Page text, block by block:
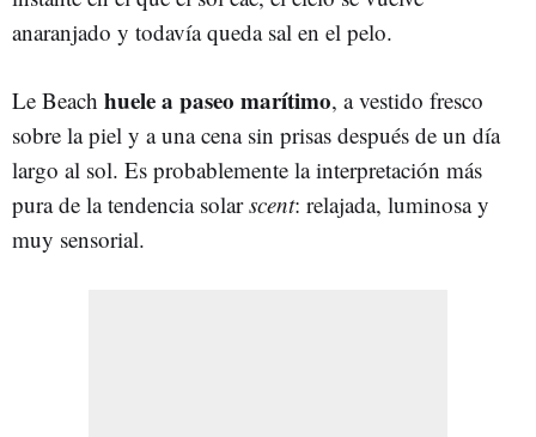
anaranjado y todavía queda sal en el pelo.
Le Beach huele a paseo marítimo, a vestido fresco
sobre la piel y a una cena sin prisas después de un día
largo al sol. Es probablemente la interpretación más
pura de la tendencia solarscent: relajada, luminosa y
muy sensorial.